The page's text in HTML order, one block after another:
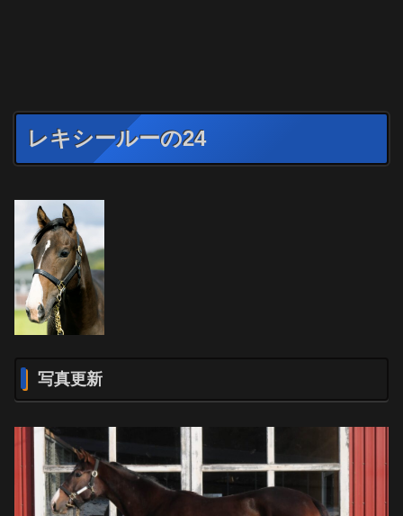
レキシールーの24
写真更新